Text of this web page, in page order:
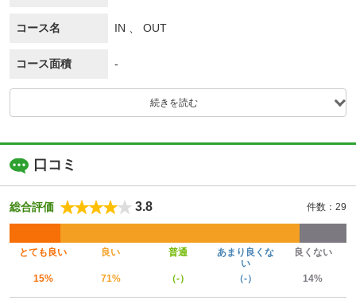
コース名 IN 、 OUT
コース面積 -
続きを読む
口コミ
総合評価 3.8 件数：29
とても良い 良い 普通
あまり良くな
い
良くない
15% 71% （-） （-） 14%